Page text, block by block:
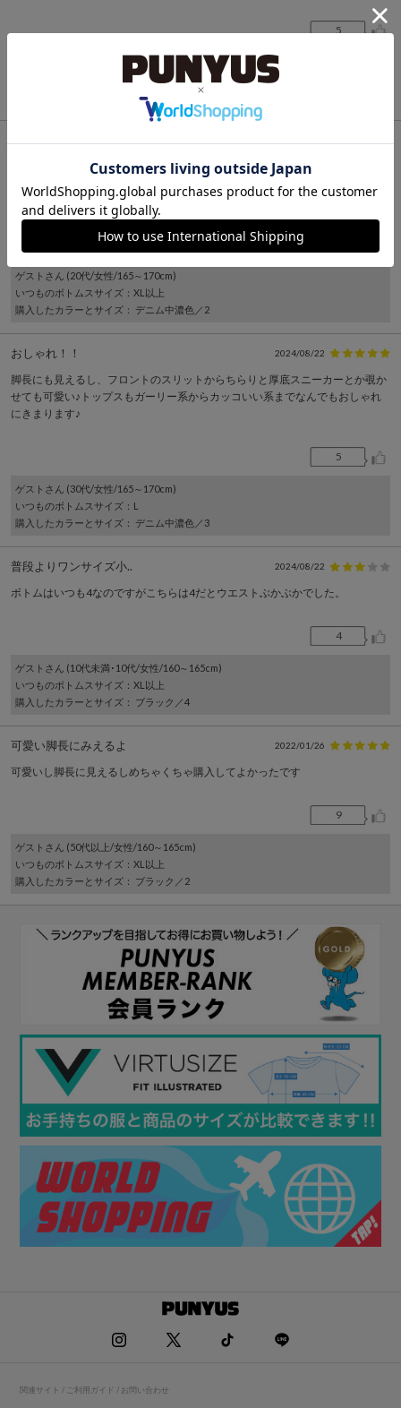
5
さん (20代/女性/160～165cm)
：XL以上
： ブラック／3
色んなお洋服に合う！
夏にピッタリなジーンズです！形も色もお気に入りで、夏はチュニックに合わ
せて、はいていました！やや伸縮性はないので、ワンサイズ大きいものを選ん
でも良いかもしれないです。
ゲスト さん (20代/女性/165～170cm)
いつものボトムスサイズ ：XL以上
購入したカラーとサイズ ： デニム中濃色／2
おしゃれ！！ 2024/08/22
脚長にも見えるし、フロントのスリットからちらりと厚底スニーカーとか覗か
せても可愛い♪トップスもガーリー系からカッコいい系までなんでもおしゃれ
にきまります♪
5
ゲスト さん (30代/女性/165～170cm)
いつものボトムスサイズ ：L
購入したカラーとサイズ ： デニム中濃色／3
普段よりワンサイズ小.. 2024/08/22
ボトムはいつも4なのですがこちらは4だとウエストぶかぶかでした。
4
ゲスト さん (10代未満･10代/女性/160～165cm)
いつものボトムスサイズ ：XL以上
購入したカラーとサイズ ： ブラック／4
可愛い脚長にみえるよ 2022/01/26
可愛いし脚長に見えるしめちゃくちゃ購入してよかったです
9
ゲスト さん (50代以上/女性/160～165cm)
いつものボトムスサイズ ：XL以上
購入したカラーとサイズ ： ブラック／2
関連サイト / ご利用ガイド / お問い合わせ